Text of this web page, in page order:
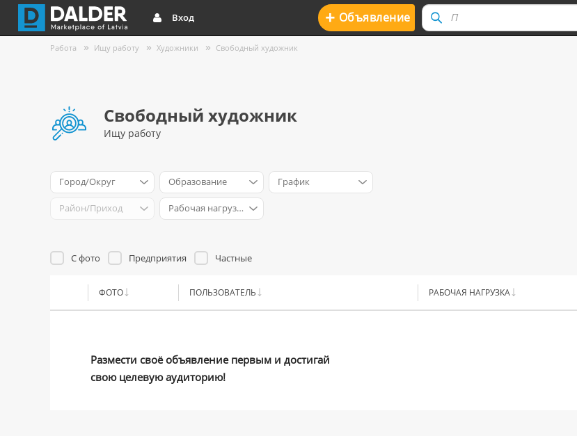
Вход + Oбъявление
Работа Ищу работу Художники Свободный художник
Свободный художник
Ищу работу
Город/Округ Образование График
Район/Приход Рабочая нагрузка
С фото Предприятия Частные
ФОТО ПОЛЬЗОВАТЕЛЬ РАБОЧАЯ НАГРУЗКА
Размести своё объявление первым и достигай
свою целевую аудиторию!